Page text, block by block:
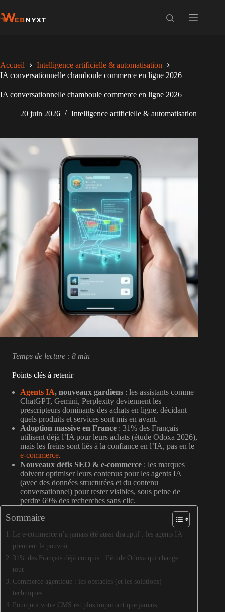
au
contenu
Accueil
Intelligence artificielle & automatisation
IA conversationnelle chamboule commerce en ligne 2026
IA conversationnelle chamboule commerce en ligne 2026
20 juin 2026 Intelligence artificielle & automatisation
Temps de lecture : 8 min
Points clés à retenir
Agents IA, nouveaux gardiens : les assistants comme
ChatGPT, Gemini, Perplexity deviennent les
prescripteurs dominants des achats en ligne, décidant
quels produits et services sont mis en avant.
Adoption massive en France : 31% des Français
utilisent déjà l’IA pour leurs achats (étude Odoxa 2026),
mais les freins sont liés à la confiance en l’IA, pas en le
e-commerce.
Nouveaux défis SEO & e-commerce : les marques
doivent optimiser leurs contenus pour les agents IA
(avec des données structurées et du contenu
conversationnel) pour rester visibles, sous peine de
perdre 69% des recherches sans clic.
Sommaire
Le e-commerce n’a jamais été aussi disruptif : les agents IA
prennent le pouvoir
31% des Français déjà conquis : l’étude Odoxa qui change
tout
Commerce agentique : les obstacles (et les solutions)
techniques
Pourquoi votre CMS est plus important que jamais